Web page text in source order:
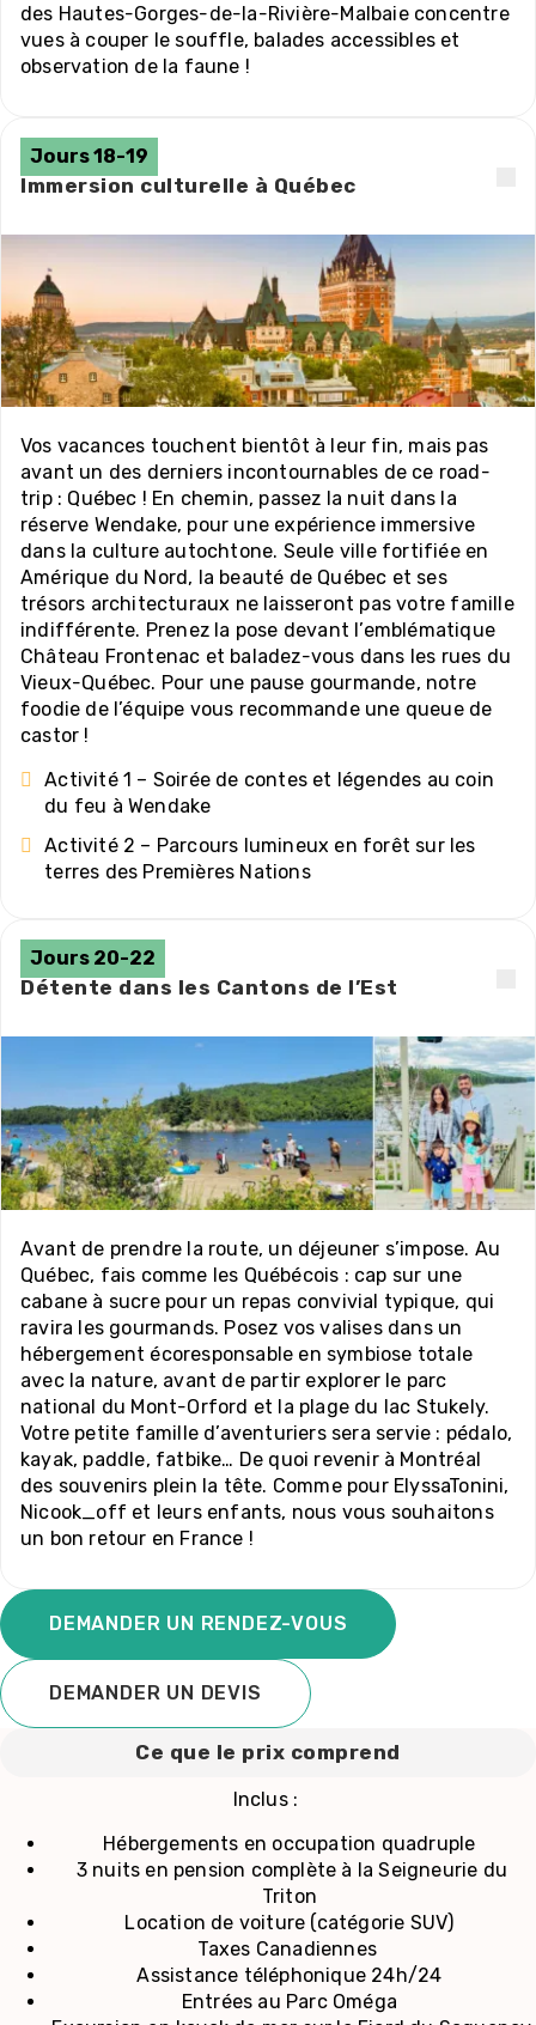
des Hautes-Gorges-de-la-Rivière-Malbaie concentre
vues à couper le souffle, balades accessibles et
observation de la faune !
Jours 18-19
Immersion culturelle à Québec
Vos vacances touchent bientôt à leur fin, mais pas
avant un des derniers incontournables de ce road-
trip : Québec ! En chemin, passez la nuit dans la
réserve Wendake, pour une expérience immersive
dans la culture autochtone. Seule ville fortifiée en
Amérique du Nord, la beauté de Québec et ses
trésors architecturaux ne laisseront pas votre famille
indifférente. Prenez la pose devant l’emblématique
Château Frontenac et baladez-vous dans les rues du
Vieux-Québec. Pour une pause gourmande, notre
foodie de l’équipe vous recommande une queue de
castor !
Activité 1 – Soirée de contes et légendes au coin
du feu à Wendake
Activité 2 – Parcours lumineux en forêt sur les
terres des Premières Nations
Jours 20-22
Détente dans les Cantons de l’Est
Avant de prendre la route, un déjeuner s’impose. Au
Québec, fais comme les Québécois : cap sur une
cabane à sucre pour un repas convivial typique, qui
ravira les gourmands. Posez vos valises dans un
hébergement écoresponsable en symbiose totale
avec la nature, avant de partir explorer le parc
national du Mont-Orford et la plage du lac Stukely.
Votre petite famille d’aventuriers sera servie : pédalo,
kayak, paddle, fatbike… De quoi revenir à Montréal
des souvenirs plein la tête. Comme pour ElyssaTonini,
Nicook_off et leurs enfants, nous vous souhaitons
un bon retour en France !
DEMANDER UN RENDEZ-VOUS
DEMANDER UN DEVIS
Ce que le prix comprend
Inclus :
Hébergements en occupation quadruple
3 nuits en pension complète à la Seigneurie du
Triton
Location de voiture (catégorie SUV)
Taxes Canadiennes
Assistance téléphonique 24h/24
Entrées au Parc Oméga